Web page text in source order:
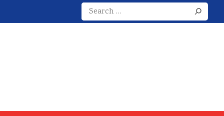
Search
for: